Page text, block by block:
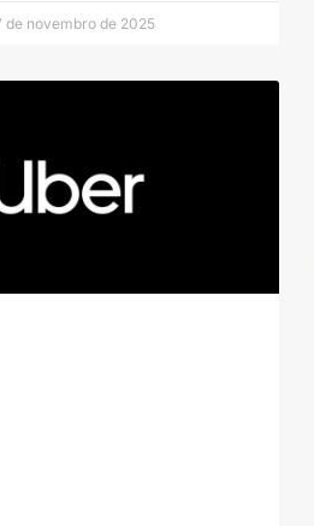
de novembro de 2025